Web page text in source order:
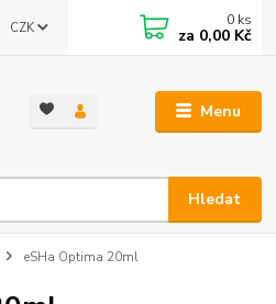
Menu
CZK
Hledat
0 ks
za 0,00 Kč
eSHa Optima 20ml